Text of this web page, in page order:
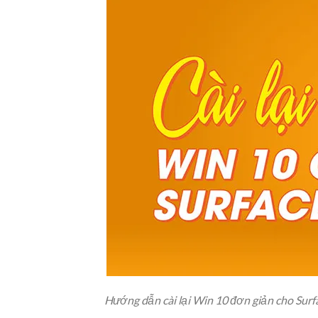
Hướng dẫn cài lại Win 10 đơn giản cho